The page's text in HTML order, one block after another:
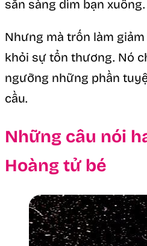
sẵn sàng dìm bạn xuống.
Nhưng mà trốn làm
khỏi sự tổn thương. Nó
ngưỡng những phần
cầu.
Những câu nói
Hoàng tử bé